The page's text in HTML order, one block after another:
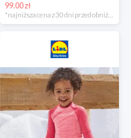
99.00 zł
*najniższa cena z 30 dni przed obniżką